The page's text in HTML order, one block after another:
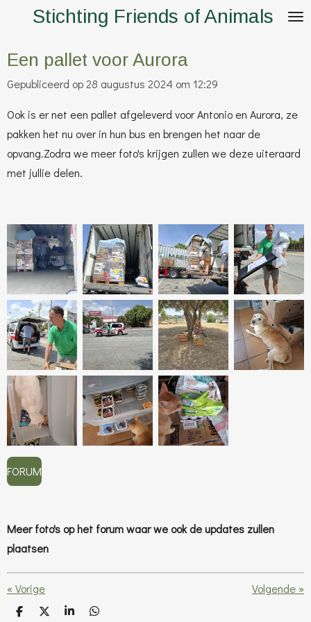
naar
hoofdinhoud
Stichting Friends of Animals
Een pallet voor Aurora
Gepubliceerd op 28 augustus 2024 om 12:29
Ook is er net een pallet afgeleverd voor Antonio en Aurora, ze
pakken het nu over in hun bus en brengen het naar de
opvang.Zodra we meer foto's krijgen zullen we deze uiteraard
met jullie delen.
FORUM
Meer foto's op het forum waar we ook de updates zullen
plaatsen
« Vorige Volgende »
D
D
S
D